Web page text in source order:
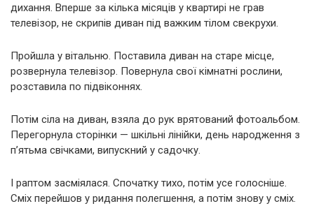
дихання. Вперше за кілька місяців у квартирі не грав
телевізор, не скрипів диван під важким тілом свекрухи.
Пройшла у вітальню. Поставила диван на старе місце,
розвернула телевізор. Повернула свої кімнатні рослини,
розставила по підвіконнях.
Потім сіла на диван, взяла до рук врятований фотоальбом.
Перегорнула сторінки — шкільні лінійки, день народження з
п’ятьма свічками, випускний у садочку.
І раптом засміялася. Спочатку тихо, потім усе голосніше.
Сміх перейшов у ридання полегшення, а потім знову у сміх.